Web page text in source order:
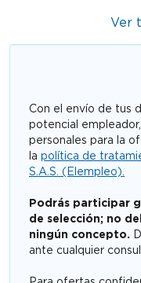
Ver
Con el envío de tus
potencial
personales para la
la política de
S.A.S. (Elempleo).
Podrás participar
de selección; no
ningún concepto.
ante cualquier